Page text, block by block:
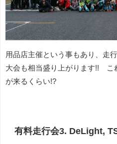
用品店主催という事もあり、走
大会も相当盛り上がります!! こ
が来るくらい!?
有料走行会3. DeLight,